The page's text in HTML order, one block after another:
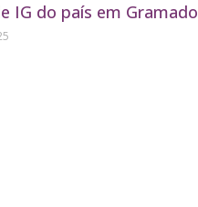
IG do país em Gramado